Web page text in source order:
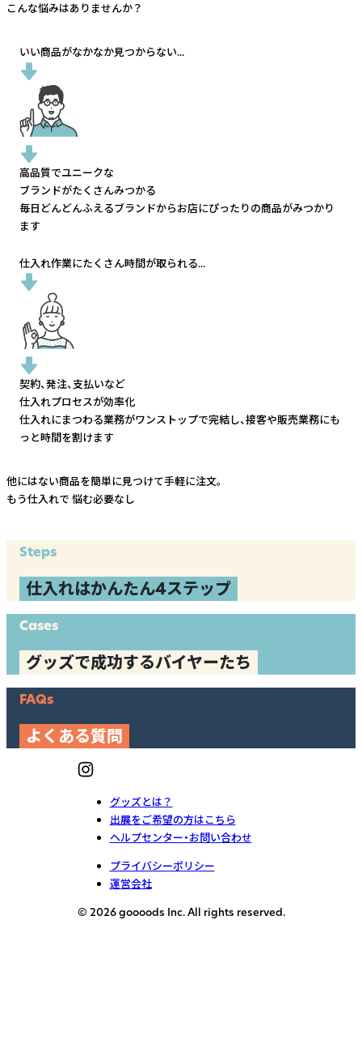
こんな悩みはありませんか？
いい商品がなかなか見つからない...
高品質でユニークな
ブランドがたくさんみつかる
毎日どんどんふえるブランドからお店にぴったりの商品がみつかり
ます
仕入れ作業にたくさん時間が取られる...
契約、発注、支払いなど
仕入れプロセスが効率化
仕入れにまつわる業務がワンストップで完結し、接客や販売業務にも
っと時間を割けます
他にはない商品を簡単に見つけて手軽に注文。
もう仕入れで 悩む必要なし
Steps
仕入れはかんたん4ステップ
Cases
グッズで成功するバイヤーたち
FAQs
よくある質問
グッズとは？
出展をご希望の方はこちら
ヘルプセンター・お問い合わせ
プライバシーポリシー
運営会社
© 2026 goooods Inc. All rights reserved.